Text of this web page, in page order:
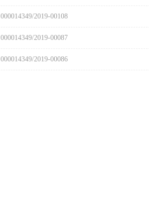
000014349/2019-00108
000014349/2019-00087
000014349/2019-00086